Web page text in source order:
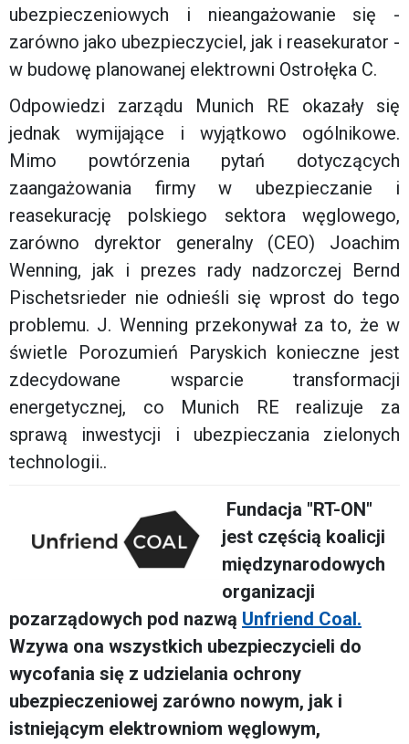
ubezpieczeniowych i nieangażowanie się -
zarówno jako ubezpieczyciel, jak i reasekurator -
w budowę planowanej elektrowni Ostrołęka C.
Odpowiedzi zarządu Munich RE okazały się
jednak wymijające i wyjątkowo ogólnikowe.
Mimo powtórzenia pytań dotyczących
zaangażowania firmy w ubezpieczanie i
reasekurację polskiego sektora węglowego,
zarówno dyrektor generalny (CEO) Joachim
Wenning, jak i prezes rady nadzorczej Bernd
Pischetsrieder nie odnieśli się wprost do tego
problemu. J. Wenning przekonywał za to, że w
świetle Porozumień Paryskich konieczne jest
zdecydowane wsparcie transformacji
energetycznej, co Munich RE realizuje za
sprawą inwestycji i ubezpieczania zielonych
technologii..
Fundacja "RT-ON"
jest częścią koalicji
międzynarodowych
organizacji
pozarządowych pod nazwą Unfriend Coal.
Wzywa ona wszystkich ubezpieczycieli do
wycofania się z udzielania ochrony
ubezpieczeniowej zarówno nowym, jak i
istniejącym elektrowniom węglowym,